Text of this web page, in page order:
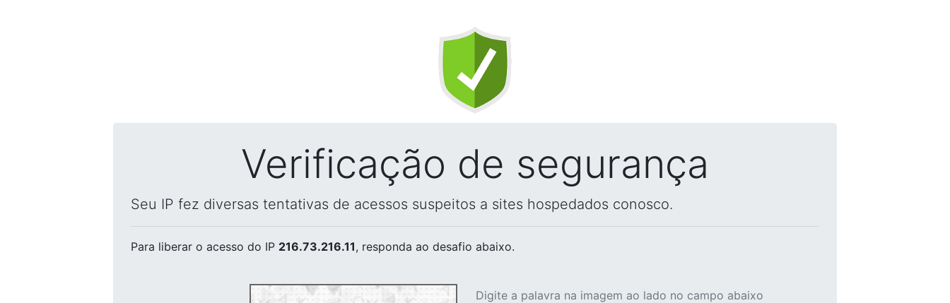
Verificação de segurança
Seu IP fez diversas tentativas de acessos suspeitos a sites hospedados conosco.
Para liberar o acesso do IP 216.73.216.11, responda ao desafio abaixo.
Digite a palavra na imagem ao lado no campo abaixo